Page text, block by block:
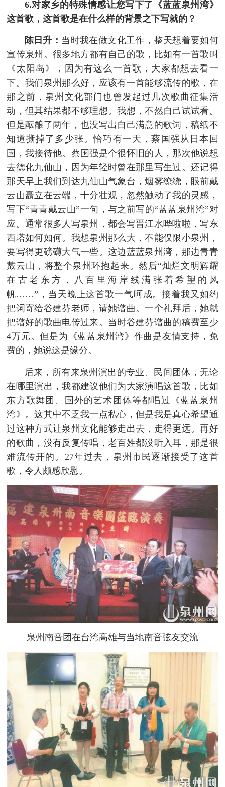
6.对家乡的特殊情感让您写下了《蓝蓝泉州湾》
这首歌，这首歌是在什么样的背景之下写就的？
陈日升： 当时我在做文化工作，整天想着要如何
宣传泉州。很多地方都有自己的歌，比如有一首歌叫
《太阳岛》，因为有这么一首歌，大家都想去看一
下。我们泉州那么好，应该有一首能够流传的歌，在
那之前，泉州文化部门也曾发起过几次歌曲征集活
动，但其结果都不够理想。我想，不然自己试试看。
但是酝酿了两年，也没写出自己满意的歌词，稿纸不
知道撕掉了多少张。恰巧有一天，蔡国强从日本回
国，我接待他。蔡国强是个很怀旧的人，那次他说想
去德化九仙山，因为年轻时曾在那里写生过。还记得
那天早上我们到达九仙山气象台，烟雾缭绕，眼前戴
云山矗立在云端，十分壮观，忽然触动了我的灵感，
写下“青青戴云山”一句，与之前写的“蓝蓝泉州湾”对
应。通常很多人写泉州，都会写晋江水哗啦啦，写东
西塔如何如何。我想泉州那么大，不能仅限小泉州，
要写得更磅礴大气一些。这边蓝蓝泉州湾，那边青青
戴云山，将整个泉州环抱起来。然后“灿烂文明辉耀
在古老东方，八百里海岸线满张着希望的风
帆……”，当天晚上这首歌一气呵成。接着我又如约
把词寄给谷建芬老师，请她谱曲。一个礼拜后，她就
把谱好的歌曲电传过来。当时谷建芬谱曲的稿费至少
4万元。但是为《蓝蓝泉州湾》作曲是友情支持，免
费的，她说这是缘分。
后来，所有来泉州演出的专业、民间团体，无论
在哪里演出，我都建议他们为大家演唱这首歌，比如
东方歌舞团、国外的艺术团体等都唱过《蓝蓝泉州
湾》。这其中不乏我一点私心，但是我是真心希望通
过这种方式让泉州文化能够走出去，走得更远。再好
的歌曲，没有反复传唱，老百姓都没听入耳，那是很
难流传开的。27年过去，泉州市民逐渐接受了这首
歌，令人颇感欣慰。
泉州南音团在台湾高雄与当地南音弦友交流